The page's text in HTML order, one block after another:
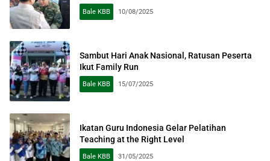
Bale KBB 10/08/2025
Sambut Hari Anak Nasional, Ratusan Peserta
Ikut Family Run
Bale KBB 15/07/2025
Ikatan Guru Indonesia Gelar Pelatihan
Teaching at the Right Level
Bale KBB 31/05/2025